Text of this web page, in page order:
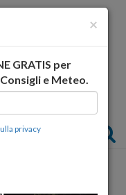
×
GRATIS per
e Meteo.
privacy